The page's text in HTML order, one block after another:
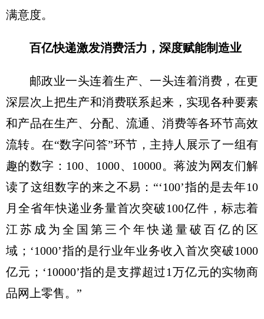
满意度。
百亿快递激发消费活力，深度赋能制造业
邮政业一头连着生产、一头连着消费，在更
深层次上把生产和消费联系起来，实现各种要素
和产品在生产、分配、流通、消费等各环节高效
流转。在“数字问答”环节，主持人展示了一组有
趣的数字：100、1000、10000。蒋波为网友们解
读了这组数字的来之不易：“‘100’指的是去年10
月全省年快递业务量首次突破100亿件，标志着
江苏成为全国第三个年快递量破百亿的区
域；‘1000’指的是行业年业务收入首次突破1000
亿元；‘10000’指的是支撑超过1万亿元的实物商
品网上零售。”